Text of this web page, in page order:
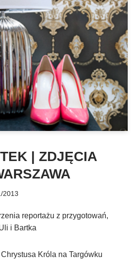
| ZDJĘCIA
2013
reportażu z przygotowań,
i Bartka
Króla na Targówku